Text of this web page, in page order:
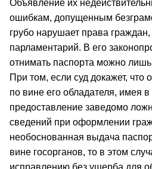
Объявление их
ошибкам, допущенным
грубо нарушает права граждан,
парламентарий. В его
отнимать паспорта можно
При том, если суд докажет,
по вине его обладателя, имея в
предоставление заведомо
сведений при оформлении
необоснованная выдача
вине госорганов, то в этом
исправлению без ущерба для